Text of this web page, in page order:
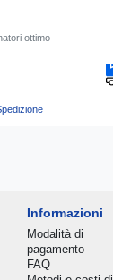
ottimo
Informazioni
Modalità di
pagamento
FAQ